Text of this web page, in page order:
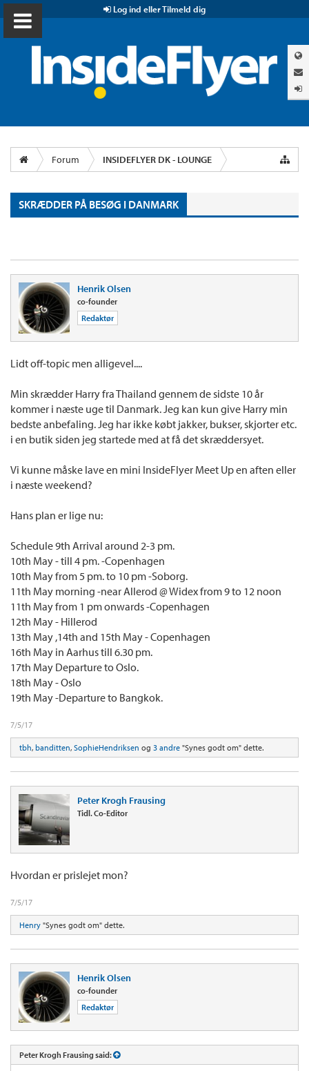
Log ind eller Tilmeld dig
Forum INSIDEFLYER DK - LOUNGE
SKRÆDDER PÅ BESØG I DANMARK
Henrik Olsen
co-founder
Redaktør
Lidt off-topic men alligevel....
Min skrædder Harry fra Thailand gennem de sidste 10 år
kommer i næste uge til Danmark. Jeg kan kun give Harry min
bedste anbefaling. Jeg har ikke købt jakker, bukser, skjorter etc.
i en butik siden jeg startede med at få det skræddersyet.
Vi kunne måske lave en mini InsideFlyer Meet Up en aften eller
i næste weekend?
Hans plan er lige nu:
Schedule 9th Arrival around 2-3 pm.
10th May - till 4 pm. -Copenhagen
10th May from 5 pm. to 10 pm -Soborg.
11th May morning -near Allerod @ Widex from 9 to 12 noon
11th May from 1 pm onwards -Copenhagen
12th May - Hillerod
13th May ,14th and 15th May - Copenhagen
16th May in Aarhus till 6.30 pm.
17th May Departure to Oslo.
18th May - Oslo
19th May -Departure to Bangkok.
7/5/17
tbh, banditten, SophieHendriksen og 3 andre "Synes godt om" dette.
Peter Krogh Frausing
Tidl. Co-Editor
Hvordan er prislejet mon?
7/5/17
Henry "Synes godt om" dette.
Henrik Olsen
co-founder
Redaktør
Peter Krogh Frausing said: